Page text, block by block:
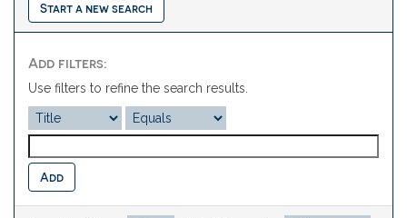
Start a new search
Add filters:
Use filters to refine the search results.